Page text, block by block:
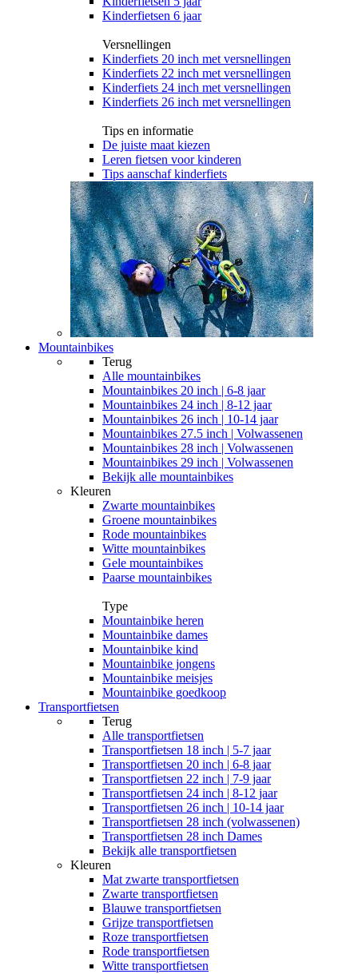
Kinderfietsen 6 jaar
Versnellingen
Kinderfiets 20 inch met versnellingen
Kinderfiets 22 inch met versnellingen
Kinderfiets 24 inch met versnellingen
Kinderfiets 26 inch met versnellingen
Tips en informatie
De juiste maat kiezen
Leren fietsen voor kinderen
Tips aanschaf kinderfiets
Mountainbikes
Terug
Alle mountainbikes
Mountainbikes 20 inch | 6-8 jaar
Mountainbikes 24 inch | 8-12 jaar
Mountainbikes 26 inch | 10-14 jaar
Mountainbikes 27.5 inch | Volwassenen
Mountainbikes 28 inch | Volwassenen
Mountainbikes 29 inch | Volwassenen
Bekijk alle mountainbikes
Kleuren
Zwarte mountainbikes
Groene mountainbikes
Rode mountainbikes
Witte mountainbikes
Gele mountainbikes
Paarse mountainbikes
Type
Mountainbike heren
Mountainbike dames
Mountainbike kind
Mountainbike jongens
Mountainbike meisjes
Mountainbike goedkoop
Transportfietsen
Terug
Alle transportfietsen
Transportfietsen 18 inch | 5-7 jaar
Transportfietsen 20 inch | 6-8 jaar
Transportfietsen 22 inch | 7-9 jaar
Transportfietsen 24 inch | 8-12 jaar
Transportfietsen 26 inch | 10-14 jaar
Transportfietsen 28 inch (volwassenen)
Transportfietsen 28 inch Dames
Bekijk alle transportfietsen
Kleuren
Mat zwarte transportfietsen
Zwarte transportfietsen
Blauwe transportfietsen
Grijze transportfietsen
Roze transportfietsen
Rode transportfietsen
Witte transportfietsen